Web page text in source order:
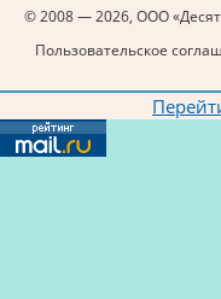
© 2008 — 2026, ООО
Пользовательское